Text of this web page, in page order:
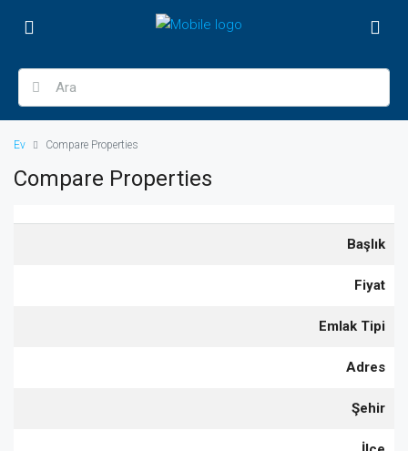
Ev Compare Properties
Compare Properties
Başlık
Fiyat
Emlak Tipi
Adres
Şehir